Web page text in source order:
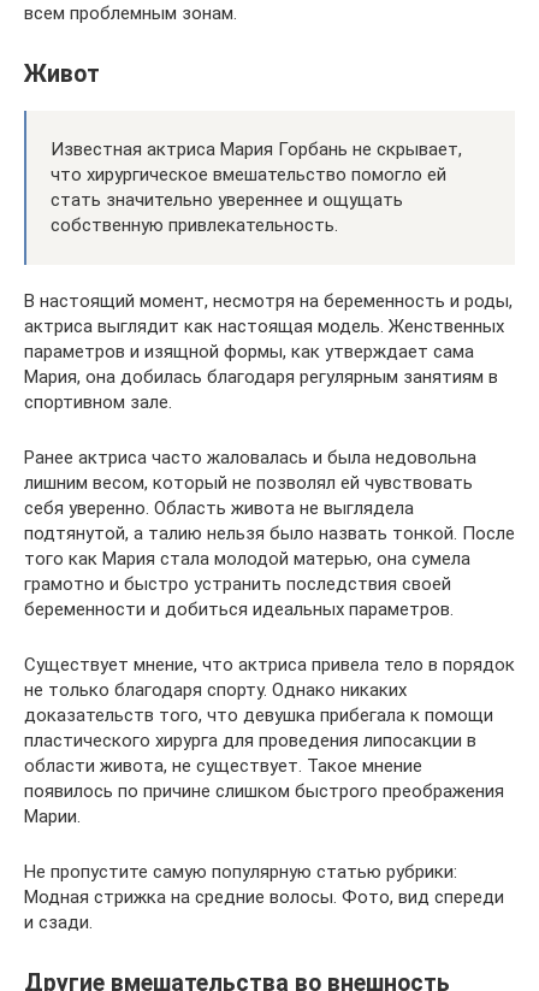
всем проблемным зонам.
Живот
Известная актриса Мария Горбань не скрывает,
что хирургическое вмешательство помогло ей
стать значительно увереннее и ощущать
собственную привлекательность.
В настоящий момент, несмотря на беременность и роды,
актриса выглядит как настоящая модель. Женственных
параметров и изящной формы, как утверждает сама
Мария, она добилась благодаря регулярным занятиям в
спортивном зале.
Ранее актриса часто жаловалась и была недовольна
лишним весом, который не позволял ей чувствовать
себя уверенно. Область живота не выглядела
подтянутой, а талию нельзя было назвать тонкой. После
того как Мария стала молодой матерью, она сумела
грамотно и быстро устранить последствия своей
беременности и добиться идеальных параметров.
Существует мнение, что актриса привела тело в порядок
не только благодаря спорту. Однако никаких
доказательств того, что девушка прибегала к помощи
пластического хирурга для проведения липосакции в
области живота, не существует. Такое мнение
появилось по причине слишком быстрого преображения
Марии.
Не пропустите самую популярную статью рубрики:
Модная стрижка на средние волосы. Фото, вид спереди
и сзади.
Другие вмешательства во внешность